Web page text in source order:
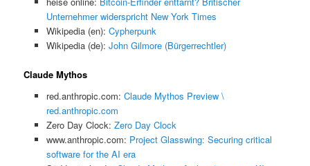
Unternehmer widerspricht New York Times
Wikipedia (en): Cypherpunk
Wikipedia (de): John Gilmore (Bürgerrechtler)
Claude Mythos
red.anthropic.com: Claude Mythos Preview \
red.anthropic.com
Zero Day Clock: Zero Day Clock
www.anthropic.com: Project Glasswing: Securing critical
software for the AI era